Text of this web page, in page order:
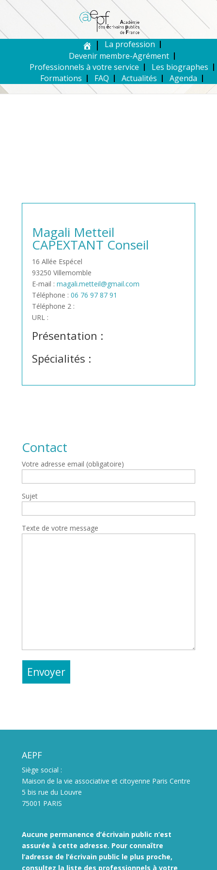
La profession
Devenir membre-Agrément
Professionnels à votre service
Les biographes
Formations
FAQ Actualités Agenda
Magali Metteil
CAPEXTANT Conseil
16 Allée Espécel
93250 Villemomble
E-mail : magali.metteil@gmail.com
Téléphone : 06 76 97 87 91
Téléphone 2 :
URL :
Présentation :
Spécialités :
Contact
Votre adresse email (obligatoire)
Sujet
Texte de votre message
AEPF
Siège social :
Maison de la vie associative et citoyenne Paris Centre
5 bis rue du Louvre
75001 PARIS
Aucune permanence d’écrivain public n’est
assurée à cette adresse. Pour connaître
l’adresse de l’écrivain public le plus proche,
consultez la liste des professionnels à votre